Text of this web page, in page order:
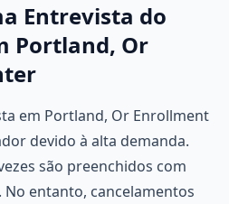
Entrevista do
Portland, Or
em Portland, Or Enrollment
devido à alta demanda.
são preenchidos com
No entanto, cancelamentos